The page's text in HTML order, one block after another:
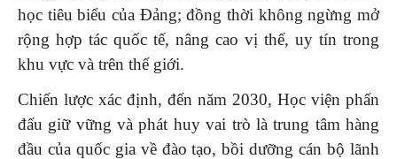
học tiêu biểu của Đảng; đồng thời không ngừng mở
rộng hợp tác quốc tế, nâng cao vị thế, uy tín trong
khu vực và trên thế giới.
Chiến lược xác định, đến năm 2030, Học viện phấn
đấu giữ vững và phát huy vai trò là trung tâm hàng
đầu của quốc gia về đào tạo, bồi dưỡng cán bộ lãnh